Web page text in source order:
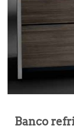
Banco